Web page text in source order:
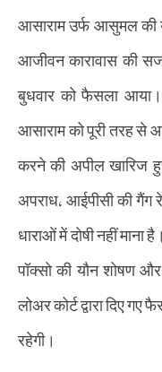
आसाराम उर्फ आसुमल की
आजीवन कारावास की
बुधवार को फैसला
आसाराम को पूरी तरह से
करने की अपील खारिज
अपराध, आईपीसी की
धाराओं में दोषी नहीं
पॉक्सो की यौन शोषण
लोअर कोर्ट द्वारा दिए
रहेगी।